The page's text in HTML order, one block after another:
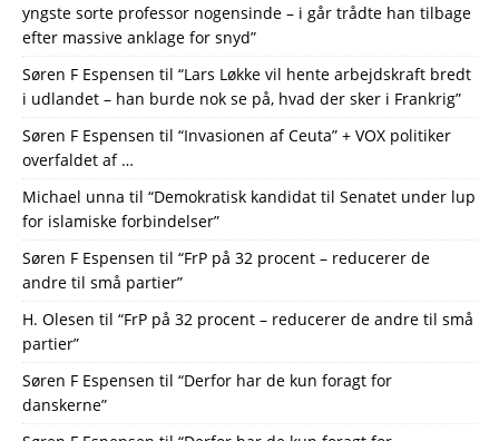
yngste sorte professor nogensinde – i går trådte han tilbage
efter massive anklage for snyd”
Søren F Espensen til “Lars Løkke vil hente arbejdskraft bredt
i udlandet – han burde nok se på, hvad der sker i Frankrig”
Søren F Espensen til “Invasionen af Ceuta” + VOX politiker
overfaldet af …
Michael unna til “Demokratisk kandidat til Senatet under lup
for islamiske forbindelser”
Søren F Espensen til “FrP på 32 procent – reducerer de
andre til små partier”
H. Olesen til “FrP på 32 procent – reducerer de andre til små
partier”
Søren F Espensen til “Derfor har de kun foragt for
danskerne”